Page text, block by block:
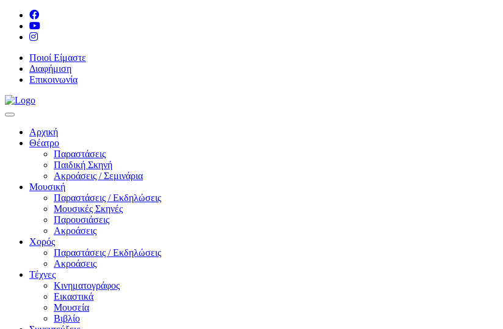
Ποιοί Είμαστε
Διαφήμιση
Επικοινωνία
Αρχική
Θέατρο
Παραστάσεις
Παιδική Σκηνή
Ακροάσεις / Σεμινάρια
Μουσική
Παραστάσεις / Εκδηλώσεις
Μουσικές Σκηνές
Παρουσιάσεις
Ακροάσεις
Χορός
Παραστάσεις / Εκδηλώσεις
Ακροάσεις
Τέχνες
Κινηματογράφος
Εικαστικά
Μουσεία
Βιβλίο